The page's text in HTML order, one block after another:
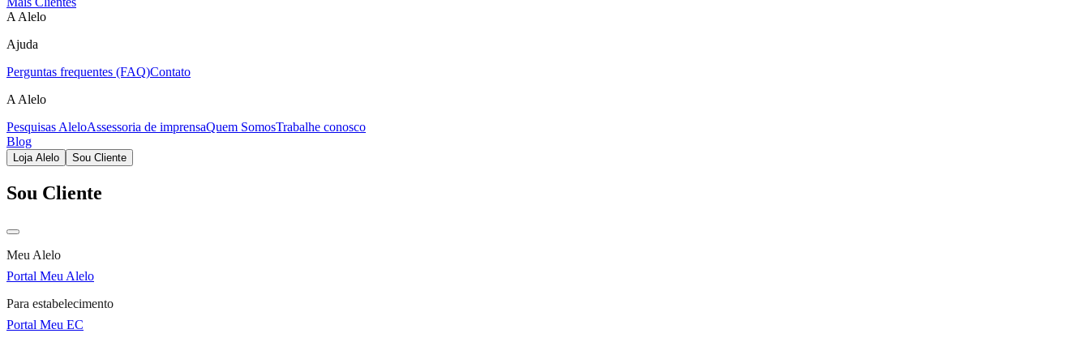
A Alelo
Ajuda
Perguntas frequentes (FAQ)Contato
A Alelo
Pesquisas AleloAssessoria de imprensaQuem SomosTrabalhe conosco
Blog
Loja Alelo Sou Cliente
Sou Cliente
Meu Alelo
Portal Meu Alelo
Para estabelecimento
Portal Meu EC